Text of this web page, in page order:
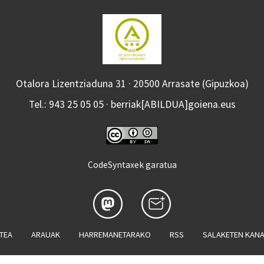
Otalora Lizentziaduna 31 · 20500 Arrasate (Gipuzkoa)
Tel.: 943 25 05 05 · berriak[ABILDUA]goiena.eus
CodeSyntaxek garatua
ARAUAK HARREMANETARAKO RSS SALAKETEN